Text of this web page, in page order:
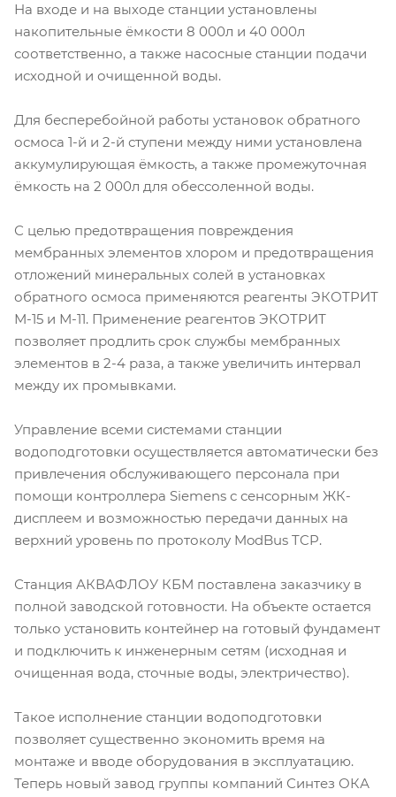
На входе и на выходе станции установлены
накопительные ёмкости 8 000л и 40 000л
соответственно, а также насосные станции подачи
исходной и очищенной воды.
Для бесперебойной работы установок обратного
осмоса 1-й и 2-й ступени между ними установлена
аккумулирующая ёмкость, а также промежуточная
ёмкость на 2 000л для обессоленной воды.
С целью предотвращения повреждения
мембранных элементов хлором и предотвращения
отложений минеральных солей в установках
обратного осмоса применяются реагенты ЭКОТРИТ
М-15 и М-11. Применение реагентов ЭКОТРИТ
позволяет продлить срок службы мембранных
элементов в 2-4 раза, а также увеличить интервал
между их промывками.
Управление всеми системами станции
водоподготовки осуществляется автоматически без
привлечения обслуживающего персонала при
помощи контроллера Siemens с сенсорным ЖК-
дисплеем и возможностью передачи данных на
верхний уровень по протоколу ModBus TCP.
Станция АКВАФЛОУ КБМ поставлена заказчику в
полной заводской готовности. На объекте остается
только установить контейнер на готовый фундамент
и подключить к инженерным сетям (исходная и
очищенная вода, сточные воды, электричество).
Такое исполнение станции водоподготовки
позволяет существенно экономить время на
монтаже и вводе оборудования в эксплуатацию.
Теперь новый завод группы компаний Синтез ОКА